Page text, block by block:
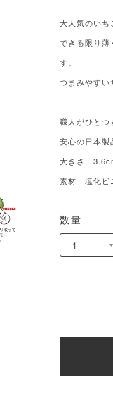
大人気のいち
できる限り
す。
つまみやすい
職人がひとつ
安心の日本製
大きさ
素材 塩化ビ
数量